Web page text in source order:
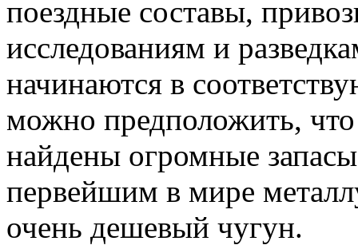
поездные составы,
исследованиям и
начинаются в
можно предположить,
найдены огромные
первейшим в мире
очень дешевый чугун.